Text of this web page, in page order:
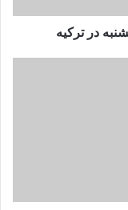
در ترکیه